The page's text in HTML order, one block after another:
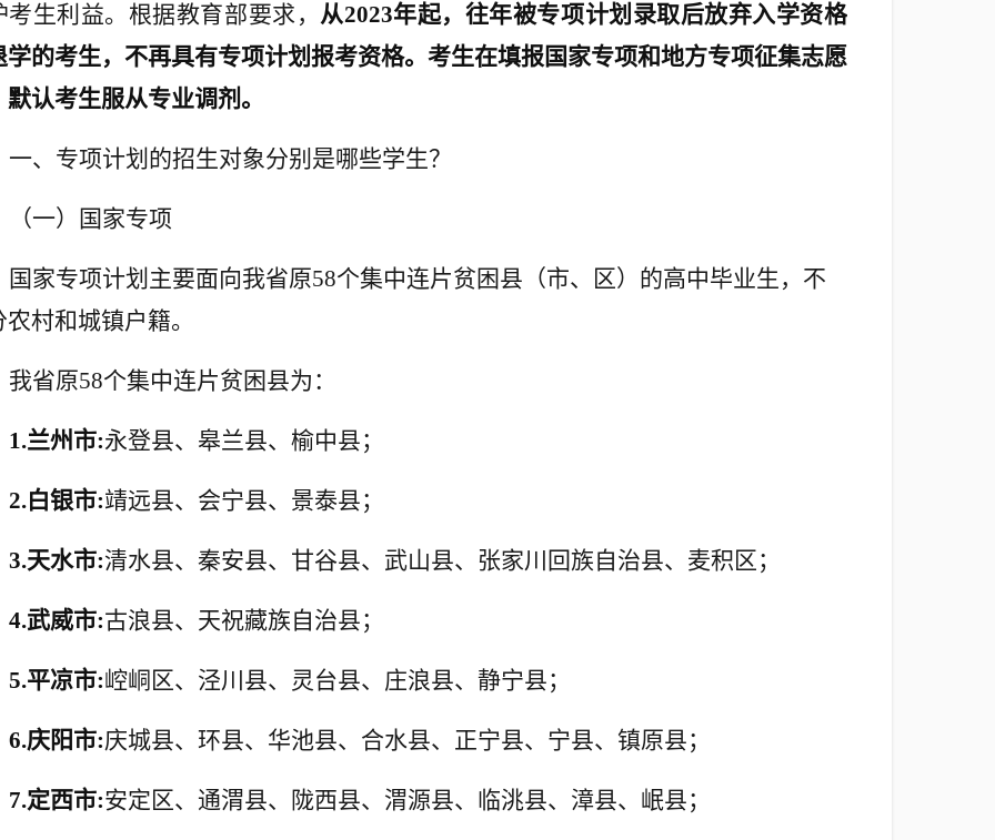
考生利益。根据教育部要求， 从2023年起，往年被专项计划录取后放弃入学资格
学的考生，不再具有专项计划报考资格。考生在填报国家专项和地方专项征集志愿
默认考生服从专业调剂。
一、专项计划的招生对象分别是哪些学生？
（一）国家专项
国家专项计划主要面向我省原58个集中连片贫困县（市、区）的高中毕业生，不
村和城镇户籍。
我省原58个集中连片贫困县为：
1.兰州市:永登县、皋兰县、榆中县；
2.白银市:靖远县、会宁县、景泰县；
3.天水市:清水县、秦安县、甘谷县、武山县、张家川回族自治县、麦积区；
4.武威市:古浪县、天祝藏族自治县；
5.平凉市:崆峒区、泾川县、灵台县、庄浪县、静宁县；
6.庆阳市:庆城县、环县、华池县、合水县、正宁县、宁县、镇原县；
7.定西市:安定区、通渭县、陇西县、渭源县、临洮县、漳县、岷县；